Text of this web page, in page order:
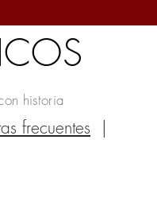
historia
frecuentes |